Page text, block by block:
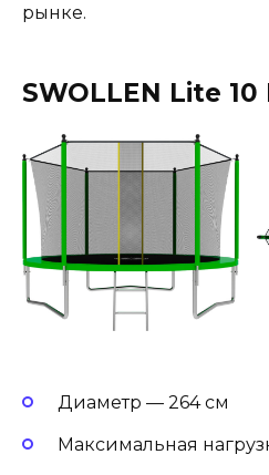
рынке.
SWOLLEN Lite 10
Диаметр — 264 см
Максимальная